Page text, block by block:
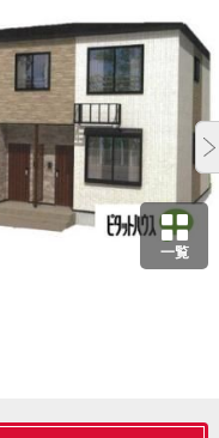
一覧